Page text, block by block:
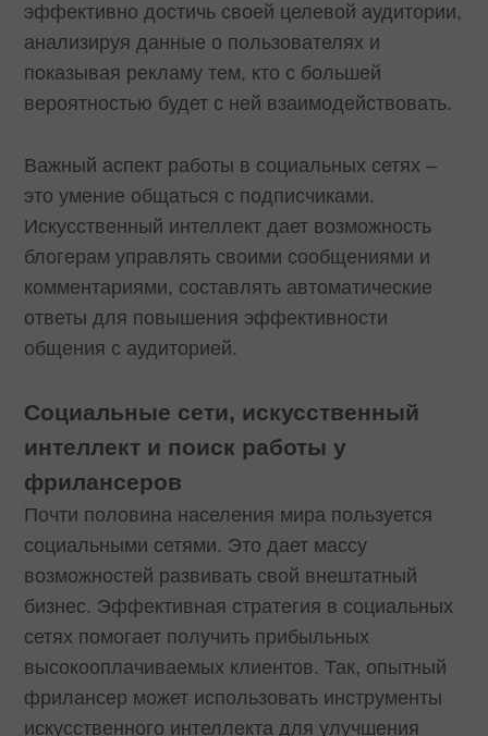
эффективно достичь своей целевой аудитории,
анализируя данные о пользователях и
показывая рекламу тем, кто с большей
вероятностью будет с ней взаимодействовать.
Важный аспект работы в социальных сетях –
это умение общаться с подписчиками.
Искусственный интеллект дает возможность
блогерам управлять своими сообщениями и
комментариями, составлять автоматические
ответы для повышения эффективности
общения с аудиторией.
Социальные сети, искусственный
интеллект и поиск работы у
фрилансеров
Почти половина населения мира пользуется
социальными сетями. Это дает массу
возможностей развивать свой внештатный
бизнес. Эффективная стратегия в социальных
сетях помогает получить прибыльных
высокооплачиваемых клиентов. Так, опытный
фрилансер может использовать инструменты
искусственного интеллекта для улучшения